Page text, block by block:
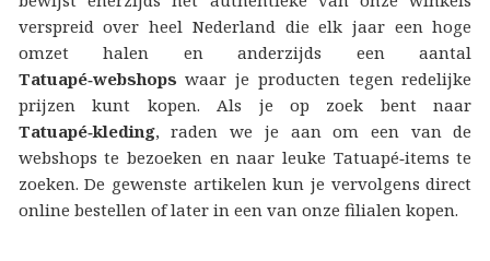
verspreid over heel Nederland die elk jaar een hoge
omzet halen en anderzijds een aantal
Tatuapé‑webshops waar je producten tegen redelijke
prijzen kunt kopen. Als je op zoek bent naar
Tatuapé‑kleding, raden we je aan om een van de
webshops te bezoeken en naar leuke Tatuapé‑items te
zoeken. De gewenste artikelen kun je vervolgens direct
online bestellen of later in een van onze filialen kopen.